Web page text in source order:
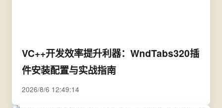
VC++开发效率提升利器：WndTabs320插
件安装配置与实战指南
2026/8/6 12:49:14